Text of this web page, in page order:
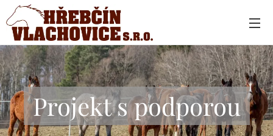
Projekt s podporou